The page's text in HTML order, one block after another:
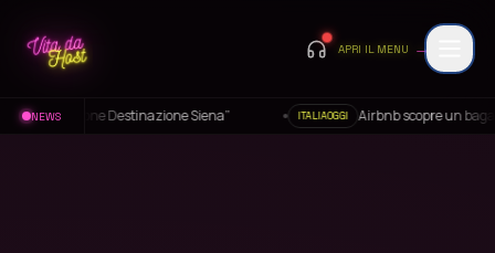
APRI IL MENU →
NEWS ITALIAOGGI Airbnb scopre un bagaglio di ricavi. Secondo